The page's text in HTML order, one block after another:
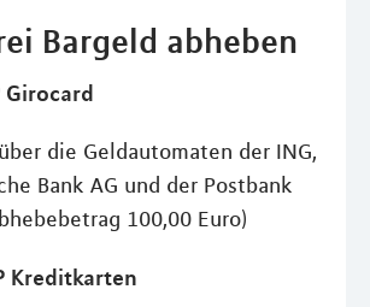
Bargeld abheben
Girocard
die Geldautomaten der ING,
Bank AG und der Postbank
100,00 Euro)
Kreditkarten